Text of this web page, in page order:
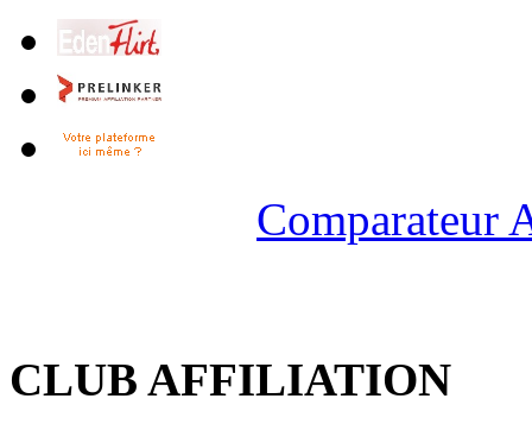
Comparateur
CLUB AFFILIATION